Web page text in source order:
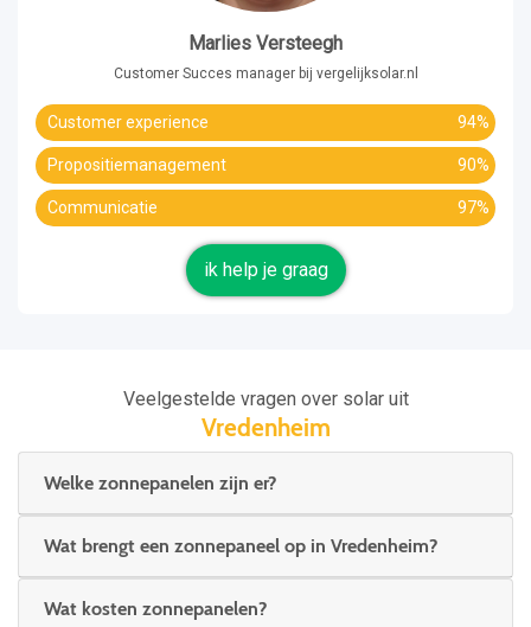
Marlies Versteegh
Customer Succes manager bij vergelijksolar.nl
Customer experience 94%
Propositiemanagement 90%
Communicatie 97%
ik help je graag
Veelgestelde vragen over solar uit
Vredenheim
Welke zonnepanelen zijn er?
Wat brengt een zonnepaneel op in Vredenheim?
Wat kosten zonnepanelen?